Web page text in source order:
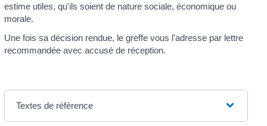
estime utiles, qu'ils soient de nature sociale, économique ou
morale.
Une fois sa décision rendue, le greffe vous l'adresse par lettre
recommandée avec accusé de réception.
Textes de référence